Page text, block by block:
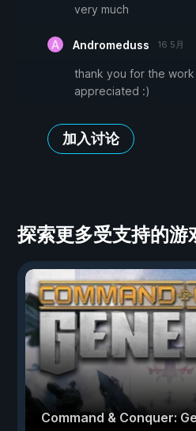
very much
Andromeduss 16 5月
thank you for the
appreciated :)
加入讨论
探索更多受支持的游
Command & Conquer: